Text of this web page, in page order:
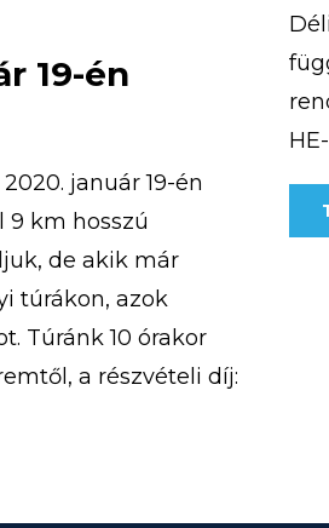
19-én
január 19-én
9 km hosszú
de akik már
túrákon, azok
Túránk 10 órakor
a részvételi díj: